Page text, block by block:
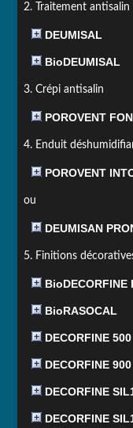
2. Traitement antisalin
DEUMISAL
BioDEUMISAL
3. Crépi antisalin
POROVENT
4. Enduit
POROVENT
ou
DEUMISAN
5. Finitions
BioDECORFINE
BioRASOCAL
DECORFINE 500
DECORFINE 900
DECORFINE
DECORFINE